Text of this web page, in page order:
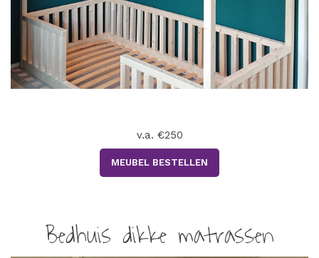
v.a. €250
MEUBEL BESTELLEN
Bedhuis dikke matrassen